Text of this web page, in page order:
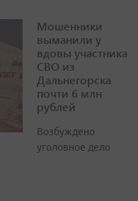
Мошенники
выманили у
вдовы участника
СВО из
Дальнегорска
почти 6 млн
рублей
Возбуждено
уголовное дело